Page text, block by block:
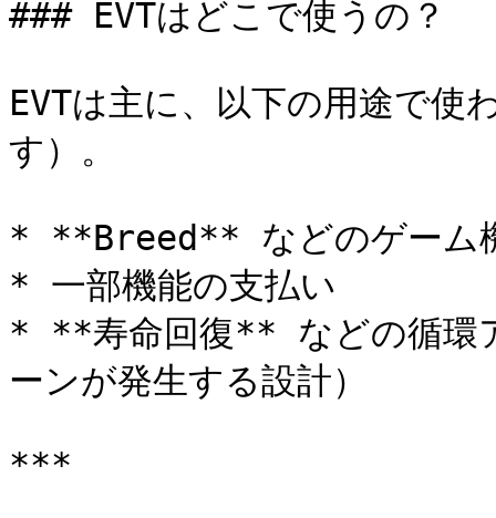
### EVTはどこで使うの？
EVTは主に、以下の用途で
す）。
* **Breed** などのゲーム
* 一部機能の支払い
* **寿命回復** などの循環
ーンが発生する設計）
***